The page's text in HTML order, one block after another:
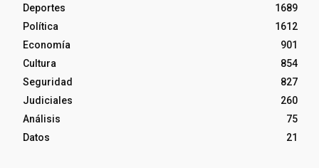
Deportes
1689
Política
1612
Economía
901
Cultura
854
Seguridad
827
Judiciales
260
Análisis
75
Datos
21